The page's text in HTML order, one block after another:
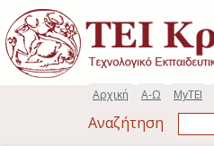
Παράκαμψη προς το κυρίως περιεχόμενο
MyTEI
Α-Ω
Αρχική
Αναζήτηση